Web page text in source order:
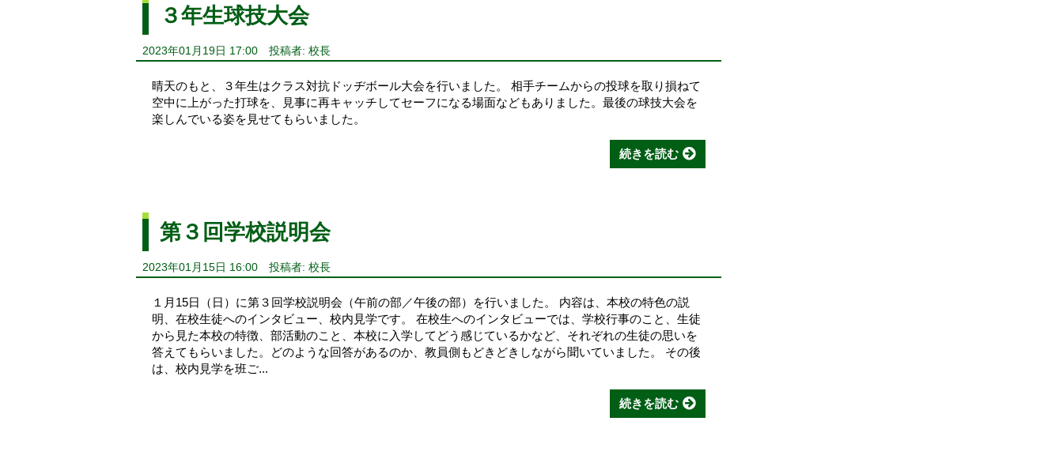
３年生球技大会
2023年01月19日 17:00 投稿者: 校長
晴天のもと、３年生はクラス対抗ドッヂボール大会を行いました。 相手チームからの投球を取り損ねて
空中に上がった打球を、見事に再キャッチしてセーフになる場面などもありました。最後の球技大会を
楽しんでいる姿を見せてもらいました。
続きを読む
第３回学校説明会
2023年01月15日 16:00 投稿者: 校長
１月15日（日）に第３回学校説明会（午前の部／午後の部）を行いました。 内容は、本校の特色の説
明、在校生徒へのインタビュー、校内見学です。 在校生へのインタビューでは、学校行事のこと、生徒
から見た本校の特徴、部活動のこと、本校に入学してどう感じているかなど、それぞれの生徒の思いを
答えてもらいました。どのような回答があるのか、教員側もどきどきしながら聞いていました。 その後
は、校内見学を班ご...
続きを読む